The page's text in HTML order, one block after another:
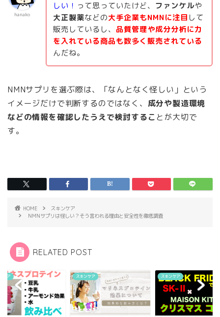
hanako
しい！ って思っていたけど、 ファンケルや
大正製薬などの大手企業もNMNに注目 して
販売しているし、 品質管理や成分分析に力
を入れている商品も数多く販売されている
んだね。
NMNサプリを選ぶ際は、「なんとなく怪しい」という
イメージだけで判断するのではなく、 成分や製造環境
などの情報を確認したうえで検討することが大切で
す。
HOME
スキンケア
NMNサプリは怪しい？そう言われる理由と安全性を徹底調査
RELATED POST
ケア スキンケア スキンケア